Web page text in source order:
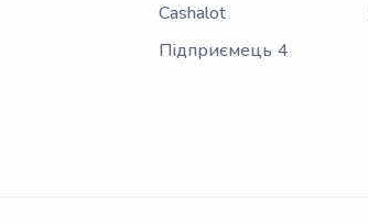
Cashalot
Підприємець 4